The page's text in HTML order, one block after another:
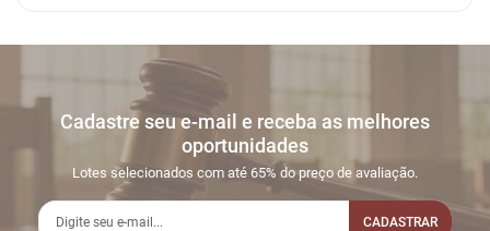
Cadastre seu e-mail e receba as melhores
oportunidades
Lotes selecionados com até 65% do preço de avaliação.
CADASTRAR